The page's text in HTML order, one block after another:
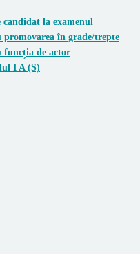
la examenul
promovarea în grade/trepte
funcția de actor
I A (S)